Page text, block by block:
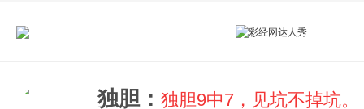
独胆： 独胆9中7，见坑不掉坑。